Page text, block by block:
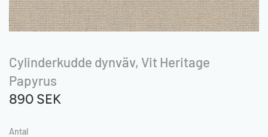
Cylinderkudde dynväv, Vit Heritage
Papyrus
890 SEK
Antal